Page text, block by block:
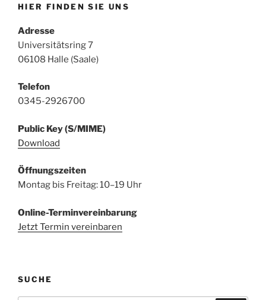
HIER FINDEN SIE UNS
Adresse
Universitätsring 7
06108 Halle (Saale)
Telefon
0345-2926700
Public Key (S/MIME)
Download
Öffnungszeiten
Montag bis Freitag: 10–19 Uhr
Online-Terminvereinbarung
Jetzt Termin vereinbaren
SUCHE